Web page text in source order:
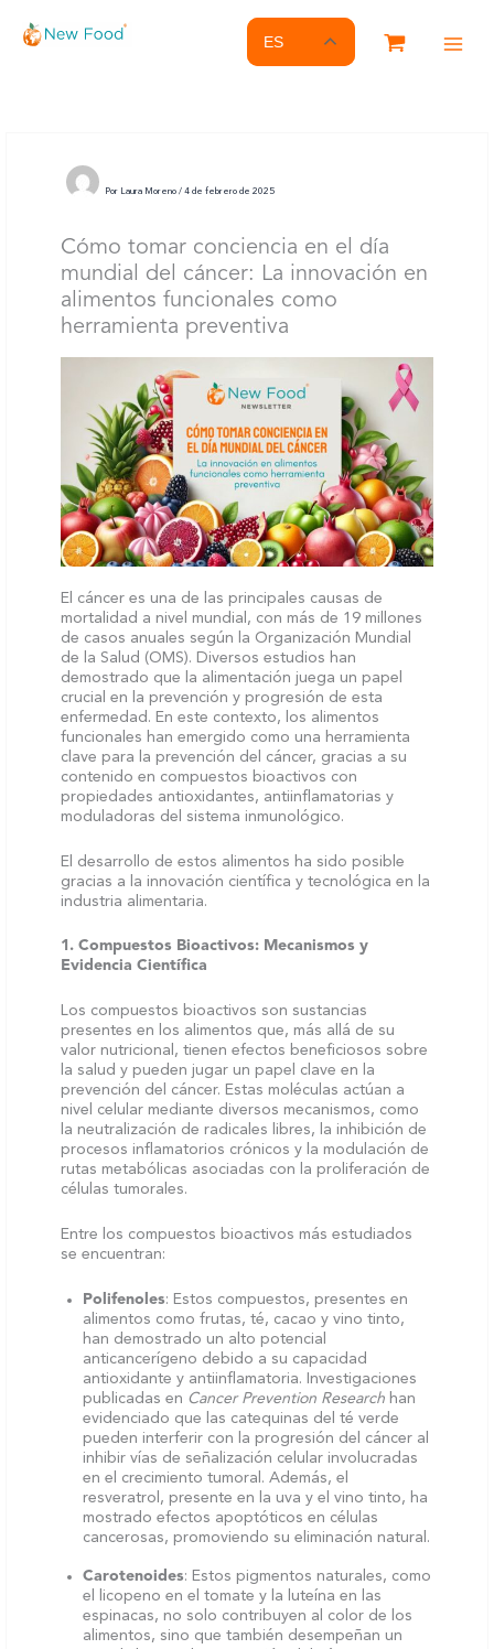
contenido
ES
Por Laura Moreno/4 de febrero de 2025
Cómo tomar conciencia en el día
mundial del cáncer: La innovación en
alimentos funcionales como
herramienta preventiva
El cáncer es una de las principales causas de
mortalidad a nivel mundial, con más de 19 millones
de casos anuales según la Organización Mundial
de la Salud (OMS). Diversos estudios han
demostrado que la alimentación juega un papel
crucial en la prevención y progresión de esta
enfermedad. En este contexto, los alimentos
funcionales han emergido como una herramienta
clave para la prevención del cáncer, gracias a su
contenido en compuestos bioactivos con
propiedades antioxidantes, antiinflamatorias y
moduladoras del sistema inmunológico.
El desarrollo de estos alimentos ha sido posible
gracias a la innovación científica y tecnológica en la
industria alimentaria.
1. Compuestos Bioactivos: Mecanismos y
Evidencia Científica
Los compuestos bioactivos son sustancias
presentes en los alimentos que, más allá de su
valor nutricional, tienen efectos beneficiosos sobre
la salud y pueden jugar un papel clave en la
prevención del cáncer. Estas moléculas actúan a
nivel celular mediante diversos mecanismos, como
la neutralización de radicales libres, la inhibición de
procesos inflamatorios crónicos y la modulación de
rutas metabólicas asociadas con la proliferación de
células tumorales.
Entre los compuestos bioactivos más estudiados
se encuentran:
Polifenoles: Estos compuestos, presentes en
alimentos como frutas, té, cacao y vino tinto,
han demostrado un alto potencial
anticancerígeno debido a su capacidad
antioxidante y antiinflamatoria. Investigaciones
publicadas en Cancer Prevention Research han
evidenciado que las catequinas del té verde
pueden interferir con la progresión del cáncer al
inhibir vías de señalización celular involucradas
en el crecimiento tumoral. Además, el
resveratrol, presente en la uva y el vino tinto, ha
mostrado efectos apoptóticos en células
cancerosas, promoviendo su eliminación natural.
Carotenoides: Estos pigmentos naturales, como
el licopeno en el tomate y la luteína en las
espinacas, no solo contribuyen al color de los
alimentos, sino que también desempeñan un